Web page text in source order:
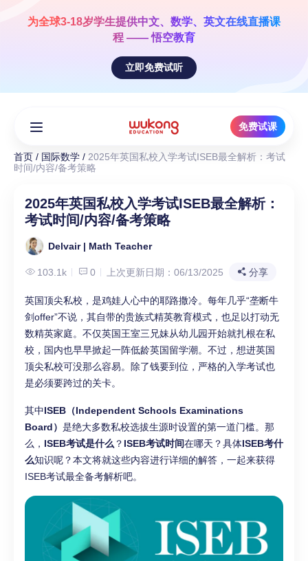
为全球3-18岁学生提供中文、数学、英文在线直播课
程 —— 悟空教育
立即免费试听
免费试课
首页 / 国际数学 / 2025年英国私校入学考试ISEB最全解析：考试
时间/内容/备考策略
2025年英国私校入学考试ISEB最全解析：
考试时间/内容/备考策略
Delvair | Math Teacher
103.1k 0 上次更新日期：06/13/2025 分享
英国顶尖私校，是鸡娃人心中的耶路撒冷。每年几乎“垄断牛
剑offer”不说，其自带的贵族式精英教育模式，也足以打动无
数精英家庭。不仅英国王室三兄妹从幼儿园开始就扎根在私
校，国内也早早掀起一阵低龄英国留学潮。不过，想进英国
顶尖私校可没那么容易。除了钱要到位，严格的入学考试也
是必须要跨过的关卡。
其中ISEB（Independent Schools Examinations
Board） 是绝大多数私校选拔生源时设置的第一道门槛。那
么， ISEB考试是什么 ？ ISEB考试时间在哪天？具体ISEB考什
么知识呢？本文将就这些内容进行详细的解答，一起来获得
ISEB考试最全备考解析吧。